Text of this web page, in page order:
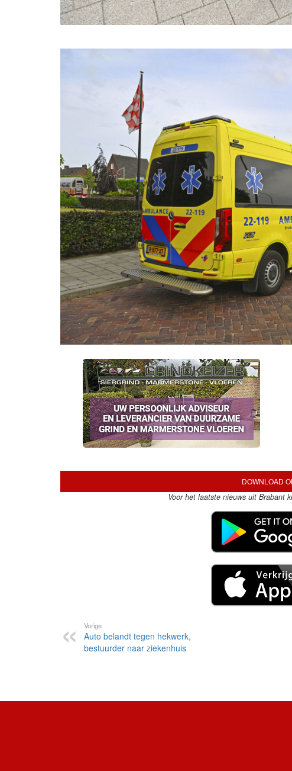
DOWNLOAD
Voor het laatste nieuws uit Brabant
Vorige
Auto belandt tegen hekwerk,
bestuurder naar ziekenhuis